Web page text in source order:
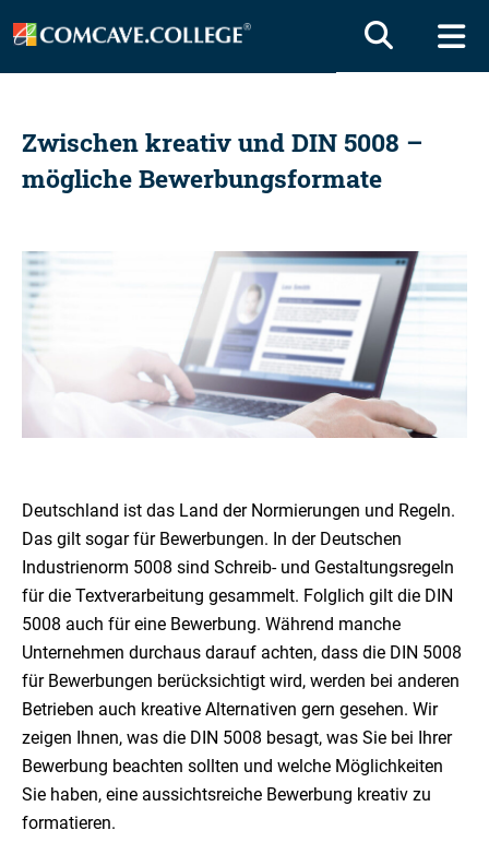
Zwischen kreativ und DIN 5008 –
mögliche Bewerbungsformate
Deutschland ist das Land der Normierungen und Regeln.
Das gilt sogar für Bewerbungen. In der Deutschen
Industrienorm 5008 sind Schreib- und Gestaltungsregeln
für die Textverarbeitung gesammelt. Folglich gilt die DIN
5008 auch für eine Bewerbung. Während manche
Unternehmen durchaus darauf achten, dass die DIN 5008
für Bewerbungen berücksichtigt wird, werden bei anderen
Betrieben auch kreative Alternativen gern gesehen. Wir
zeigen Ihnen, was die DIN 5008 besagt, was Sie bei Ihrer
Bewerbung beachten sollten und welche Möglichkeiten
Sie haben, eine aussichtsreiche Bewerbung kreativ zu
formatieren.